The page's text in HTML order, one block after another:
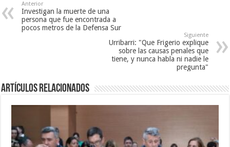
Anterior
Investigan la muerte de una
persona que fue encontrada a
pocos metros de la Defensa Sur
Siguiente
Urribarri: "Que Frigerio explique
sobre las causas penales que
tiene, y nunca habla ni nadie le
pregunta"
Artículos Relacionados